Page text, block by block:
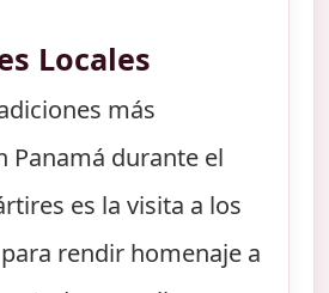
Locales
más
Panamá durante el
es la visita a los
rendir homenaje a